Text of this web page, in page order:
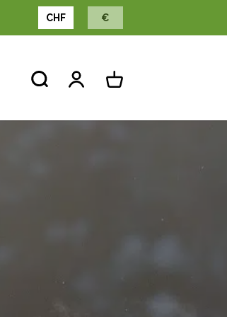
CHF €